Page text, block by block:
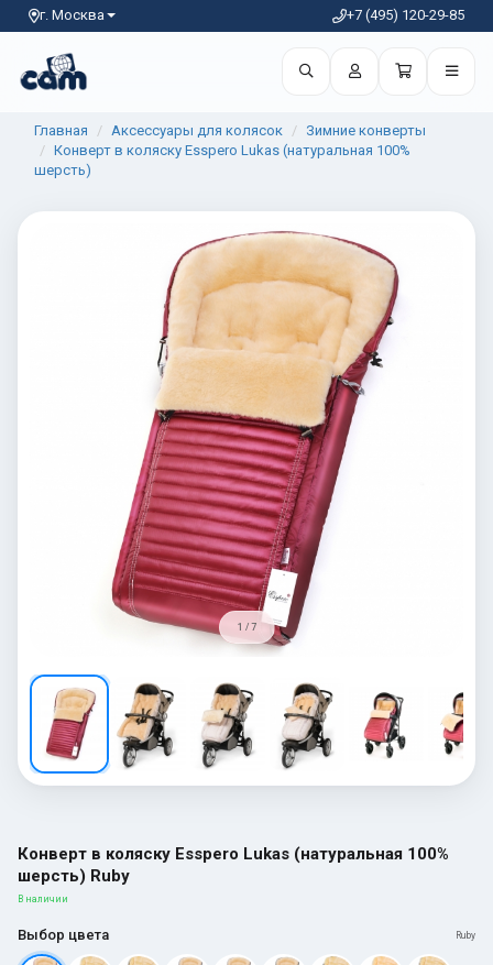
г. Москва +7 (495) 120-29-85
Главная Аксессуары для колясок
Зимние конверты
Конверт в коляску Esspero Lukas (натуральная 100%
шерсть)
1 / 7
Конверт в коляску Esspero Lukas (натуральная 100%
шерсть) Ruby
В наличии
Выбор цвета Ruby